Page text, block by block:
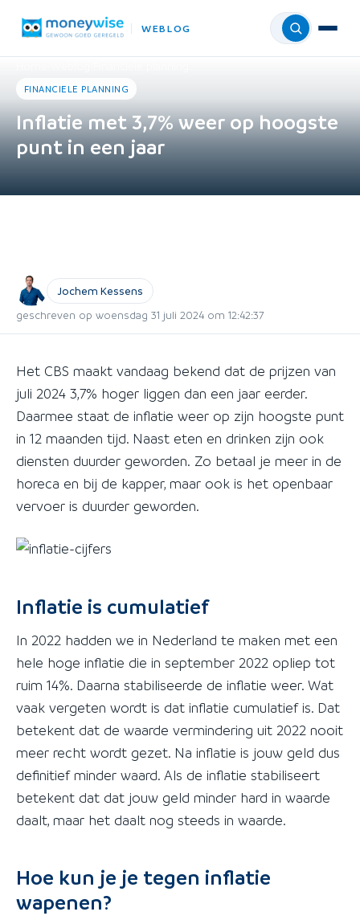
WEBLOG Menu
FINANCIELE PLANNING
Inflatie met 3,7% weer op hoogste
punt in een jaar
Jochem Kessens
geschreven op woensdag 31 juli 2024 om 12:42:37
Het CBS maakt vandaag bekend dat de prijzen van
juli 2024 3,7% hoger liggen dan een jaar eerder.
Daarmee staat de inflatie weer op zijn hoogste punt
in 12 maanden tijd. Naast eten en drinken zijn ook
diensten duurder geworden. Zo betaal je meer in de
horeca en bij de kapper, maar ook is het openbaar
vervoer is duurder geworden.
Inflatie is cumulatief
In 2022 hadden we in Nederland te maken met een
hele hoge inflatie die in september 2022 opliep tot
ruim 14%. Daarna stabiliseerde de inflatie weer. Wat
vaak vergeten wordt is dat inflatie cumulatief is. Dat
betekent dat de waarde vermindering uit 2022 nooit
meer recht wordt gezet. Na inflatie is jouw geld dus
definitief minder waard. Als de inflatie stabiliseert
betekent dat dat jouw geld minder hard in waarde
daalt, maar het daalt nog steeds in waarde.
Hoe kun je je tegen inflatie
wapenen?